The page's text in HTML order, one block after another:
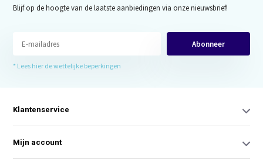
Blijf op de hoogte van de laatste aanbiedingen via onze nieuwsbrief!
Abonneer
* Lees hier de wettelijke beperkingen
Klantenservice
Mijn account